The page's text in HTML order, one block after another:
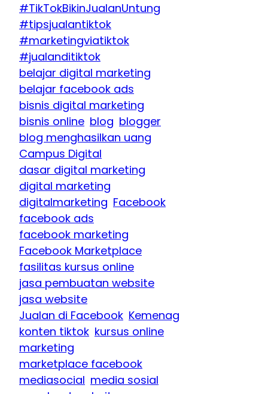
#TikTokBikinJualanUntung
#tipsjualantiktok
#marketingviatiktok
#jualanditiktok
belajar digital marketing
belajar facebook ads
bisnis digital marketing
bisnis online blog blogger
blog menghasilkan uang
Campus Digital
dasar digital marketing
digital marketing
digitalmarketing Facebook
facebook ads
facebook marketing
Facebook Marketplace
fasilitas kursus online
jasa pembuatan website
jasa website
Jualan di Facebook Kemenag
konten tiktok kursus online
marketing
marketplace facebook
mediasocial media sosial